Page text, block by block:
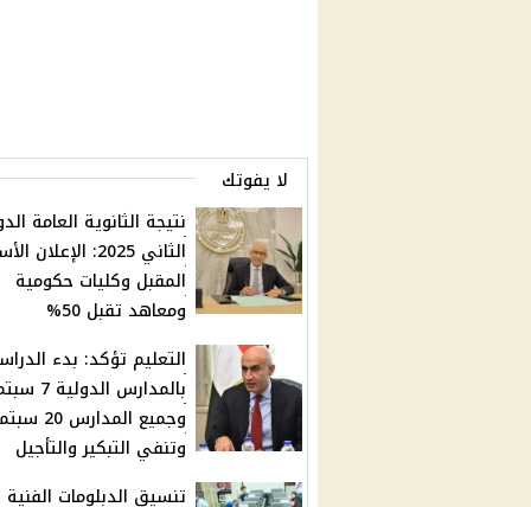
لا يفوتك
نتيجة الثانوية العامة
الثاني 2025: الإعلان
المقبل وكليات حكومية
ومعاهد تقبل 50%
التعليم تؤكد: بدء
بالمدارس
وجميع المدارس
وتنفي التبكير والتأجيل
تنسيق الدبلومات الفنية